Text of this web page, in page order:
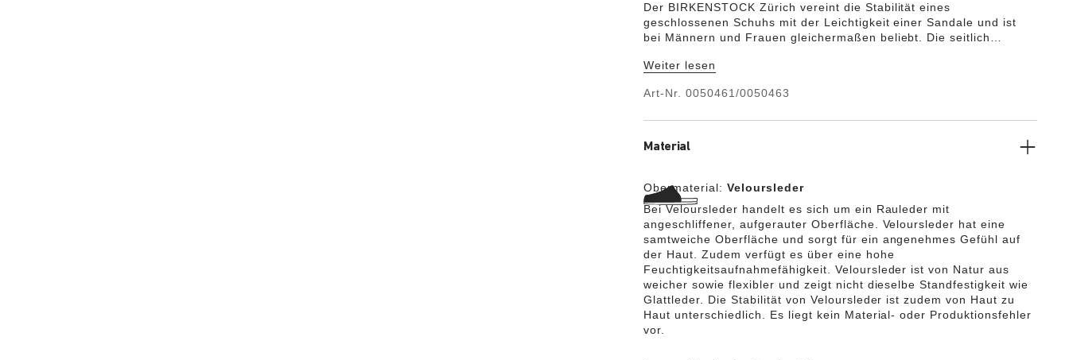
Der BIRKENSTOCK Zürich vereint die Stabilität eines
geschlossenen Schuhs mit der Leichtigkeit einer Sandale und ist
bei Männern und Frauen gleichermaßen beliebt. Die seitlich
Gestaltung genügend Luft an die Füße. Für ein natürliches Design
sich wie eine zweite Haut an den Fuß anschmiegt.
Weiter lesen
Art-Nr.0050461/0050463
Material
Obermaterial:Veloursleder
Bei Veloursleder handelt es sich um ein Rauleder mit
angeschliffener, aufgerauter Oberfläche. Veloursleder hat eine
samtweiche Oberfläche und sorgt für ein angenehmes Gefühl auf
der Haut. Zudem verfügt es über eine hohe
Feuchtigkeitsaufnahmefähigkeit. Veloursleder ist von Natur aus
weicher sowie flexibler und zeigt nicht dieselbe Standfestigkeit wie
Glattleder. Die Stabilität von Veloursleder ist zudem von Haut zu
Haut unterschiedlich. Es liegt kein Material- oder Produktionsfehler
vor.